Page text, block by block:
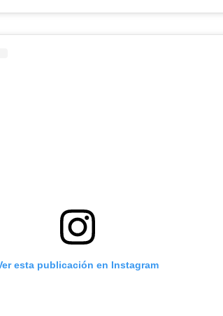
esta publicación en Instagram